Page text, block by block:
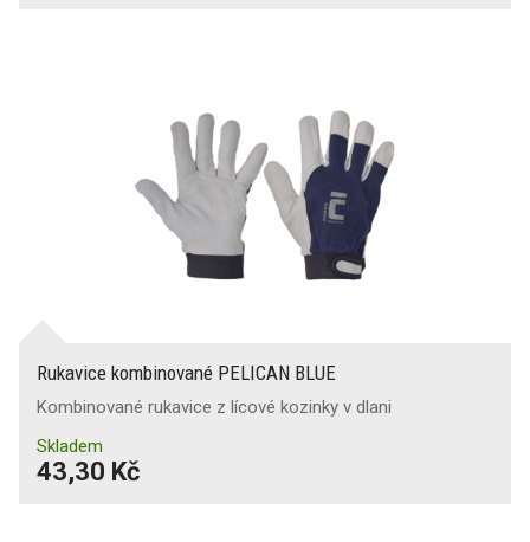
Rukavice kombinované PELICAN BLUE
Kombinované rukavice z lícové kozinky v dlani
Skladem
43,30 Kč